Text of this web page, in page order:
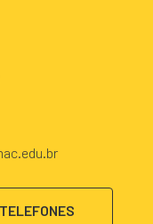
TELEFONES